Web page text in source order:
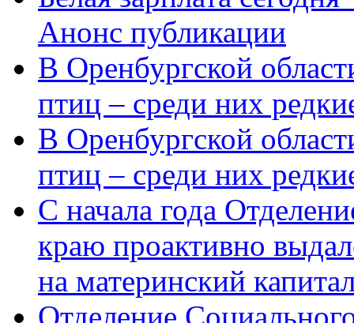
Анонс публикации
В Оренбургской
птиц – среди них
В Оренбургской
птиц – среди них
С начала года
краю проактивно
на материнский
Отделение